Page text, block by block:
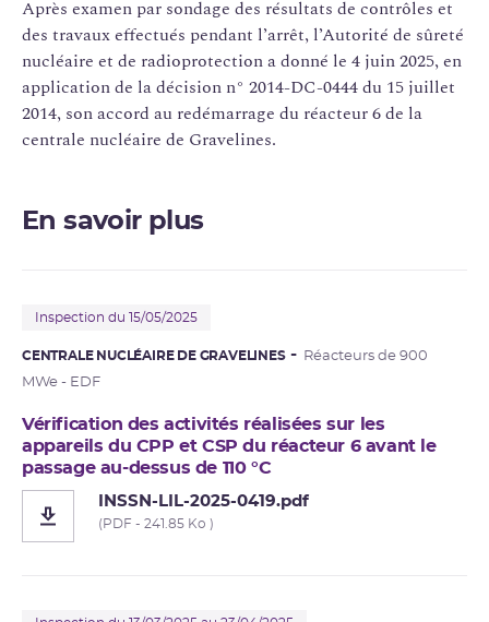
Après examen par sondage des résultats de contrôles et
des travaux effectués pendant l’arrêt, l’Autorité de sûreté
nucléaire et de radioprotection a donné le 4 juin 2025, en
application de la décision n° 2014-­DC­-0444 du 15 juillet
2014, son accord au redémarrage du réacteur 6 de la
centrale nucléaire de Gravelines.
En savoir plus
Inspection du 15/05/2025
CENTRALE NUCLÉAIRE DE GRAVELINES
Réacteurs de 900
MWe - EDF
Vérification des activités réalisées sur les
appareils du CPP et CSP du réacteur 6 avant le
passage au-dessus de 110 °C
INSSN-LIL-2025-0419.pdf
(PDF - 241.85 Ko )